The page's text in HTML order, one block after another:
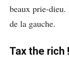
beaux prie-
de la gauche.
Tax the rich !